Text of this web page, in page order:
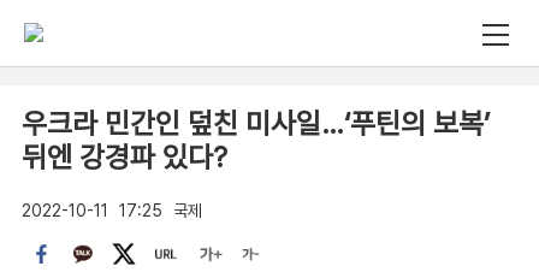
우크라 민간인 덮친 미사일…‘푸틴의 보복’
뒤엔 강경파 있다?
2022-10-11 17:25 국제